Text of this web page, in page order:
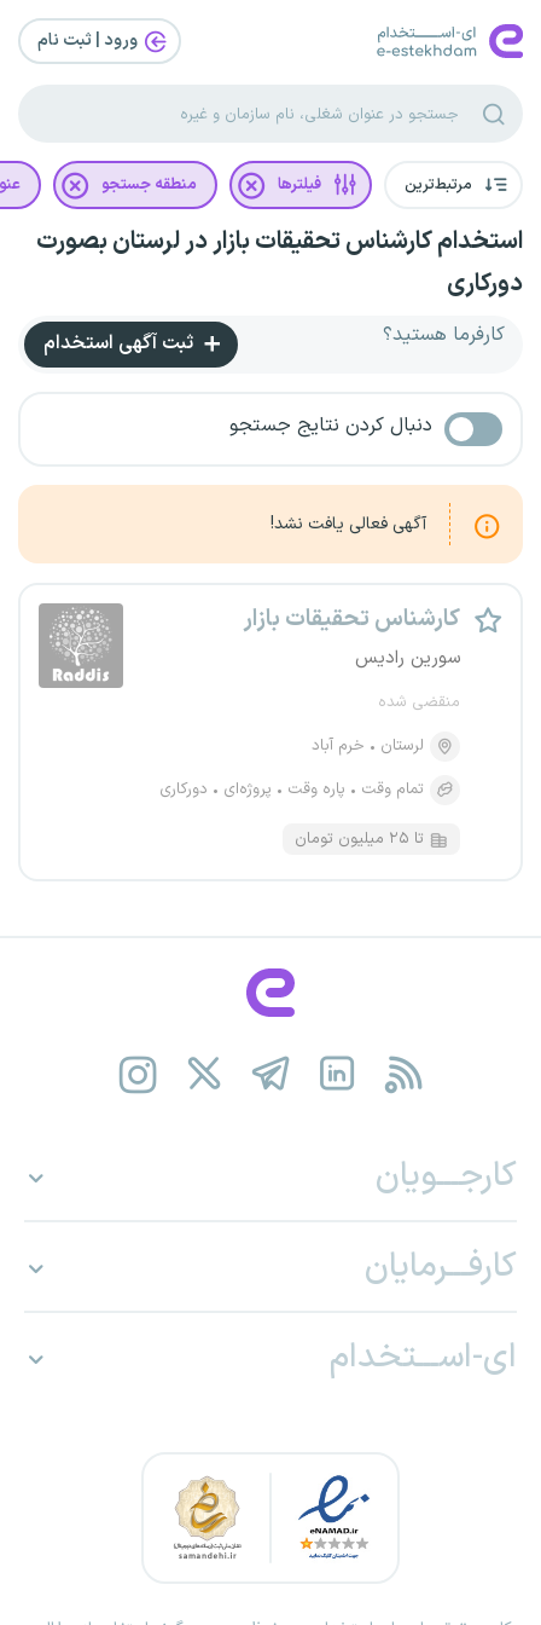
ورود | ثبت‌ نام
مرتبط‌ترین فیلترها منطقه جستجو
استخدام کارشناس تحقیقات بازار در لرستان بصورت
دورکاری
کارفرما هستید؟ ثبت آگهی استخدام
دنبال کردن نتایج جستجو
آگهی فعالی یافت نشد!
کارشناس تحقیقات بازار
سورین رادیس
منقضی شده
لرستان
خرم آباد
تمام وقت
پاره وقت پروژه‌ای دورکاری
تا ۲۵ میلیون تومان
کارجـــویان
کارفـــرمایان
ای-اســـتخدام